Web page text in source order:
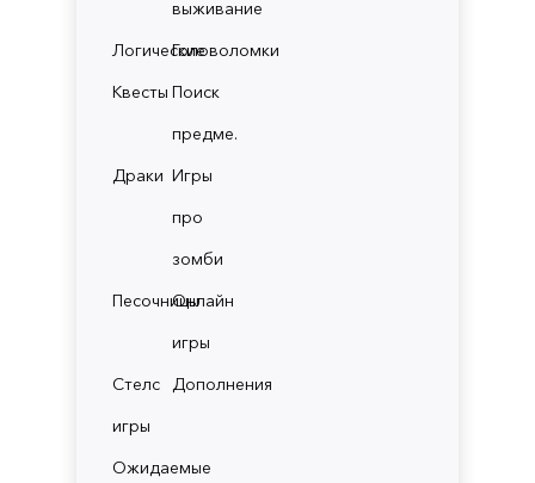
выживание
ЛогическиеГоловоломки
Квесты Поиск
предме.
Драки Игры
про
зомби
ПесочницыОнлайн
игры
Стелс
игры
Дополнения
Ожидаемые